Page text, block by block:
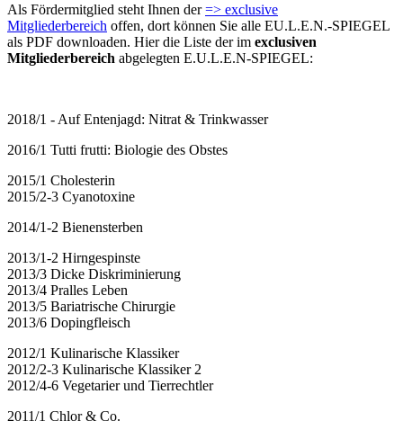
Als Fördermitglied steht Ihnen der=> exclusive
Mitgliederbereich offen, dort können Sie alle EU.L.E.N.-SPIEGEL
als PDF downloaden. Hier die Liste der im exclusiven
Mitgliederbereich abgelegten E.U.L.E.N-SPIEGEL:
2018/1 - Auf Entenjagd: Nitrat & Trinkwasser
2016/1 Tutti frutti: Biologie des Obstes
2015/1 Cholesterin
2015/2-3 Cyanotoxine
2014/1-2 Bienensterben
2013/1-2 Hirngespinste
2013/3 Dicke Diskriminierung
2013/4 Pralles Leben
2013/5 Bariatrische Chirurgie
2013/6 Dopingfleisch
2012/1 Kulinarische Klassiker
2012/2-3 Kulinarische Klassiker 2
2012/4-6 Vegetarier und Tierrechtler
2011/1 Chlor & Co.